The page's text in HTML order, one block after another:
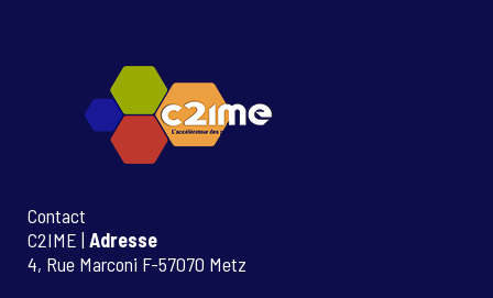
Contact
C2IME | Adresse
4, Rue Marconi F-57070 Metz